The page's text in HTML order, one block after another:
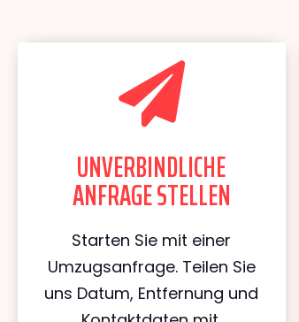
UNVERBINDLICHE
ANFRAGE STELLEN
Starten Sie mit einer
Umzugsanfrage. Teilen Sie
uns Datum, Entfernung und